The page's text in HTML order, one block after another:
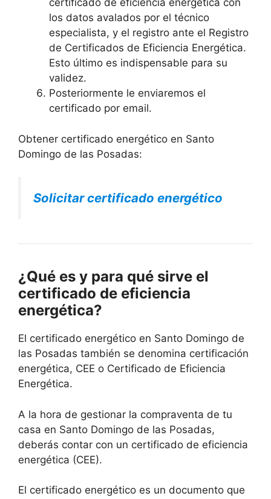
certificado de eficiencia energética con
los datos avalados por el técnico
especialista, y el registro ante el Registro
de Certificados de Eficiencia Energética.
Esto último es indispensable para su
validez.
Posteriormente le enviaremos el
certificado por email.
Obtener certificado energético en Santo
Domingo de las Posadas:
Solicitar certificado energético
¿Qué es y para qué sirve el
certificado de eficiencia
energética?
El certificado energético en Santo Domingo de
las Posadas también se denomina certificación
energética, CEE o Certificado de Eficiencia
Energética.
A la hora de gestionar la compraventa de tu
casa en Santo Domingo de las Posadas,
deberás contar con un certificado de eficiencia
energética (CEE).
El certificado energético es un documento que